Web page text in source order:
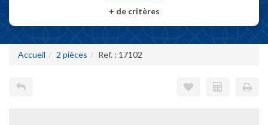
+ de critères
Accueil 2 pièces Ref. : 17102